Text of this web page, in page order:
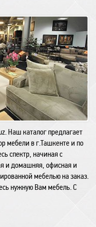
Наш каталог предлагает
мебели в г.Ташкенте и по
спектр, начиная с
и домашняя, офисная и
мебелью на заказ.
нужную Вам мебель. С